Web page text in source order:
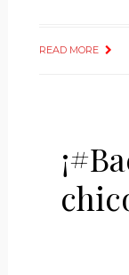
READ MORE